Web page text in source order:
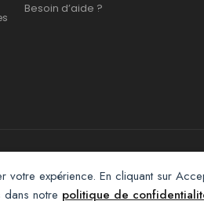
expérience. En cliquant sur
notre politique de
Besoin d’aide ?
Afroclass eCommerce ©